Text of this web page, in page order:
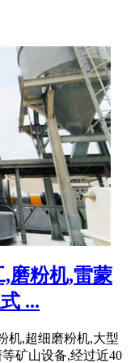
磨粉机,雷蒙
...
机,超细磨粉机,大型
矿山设备,经过近40